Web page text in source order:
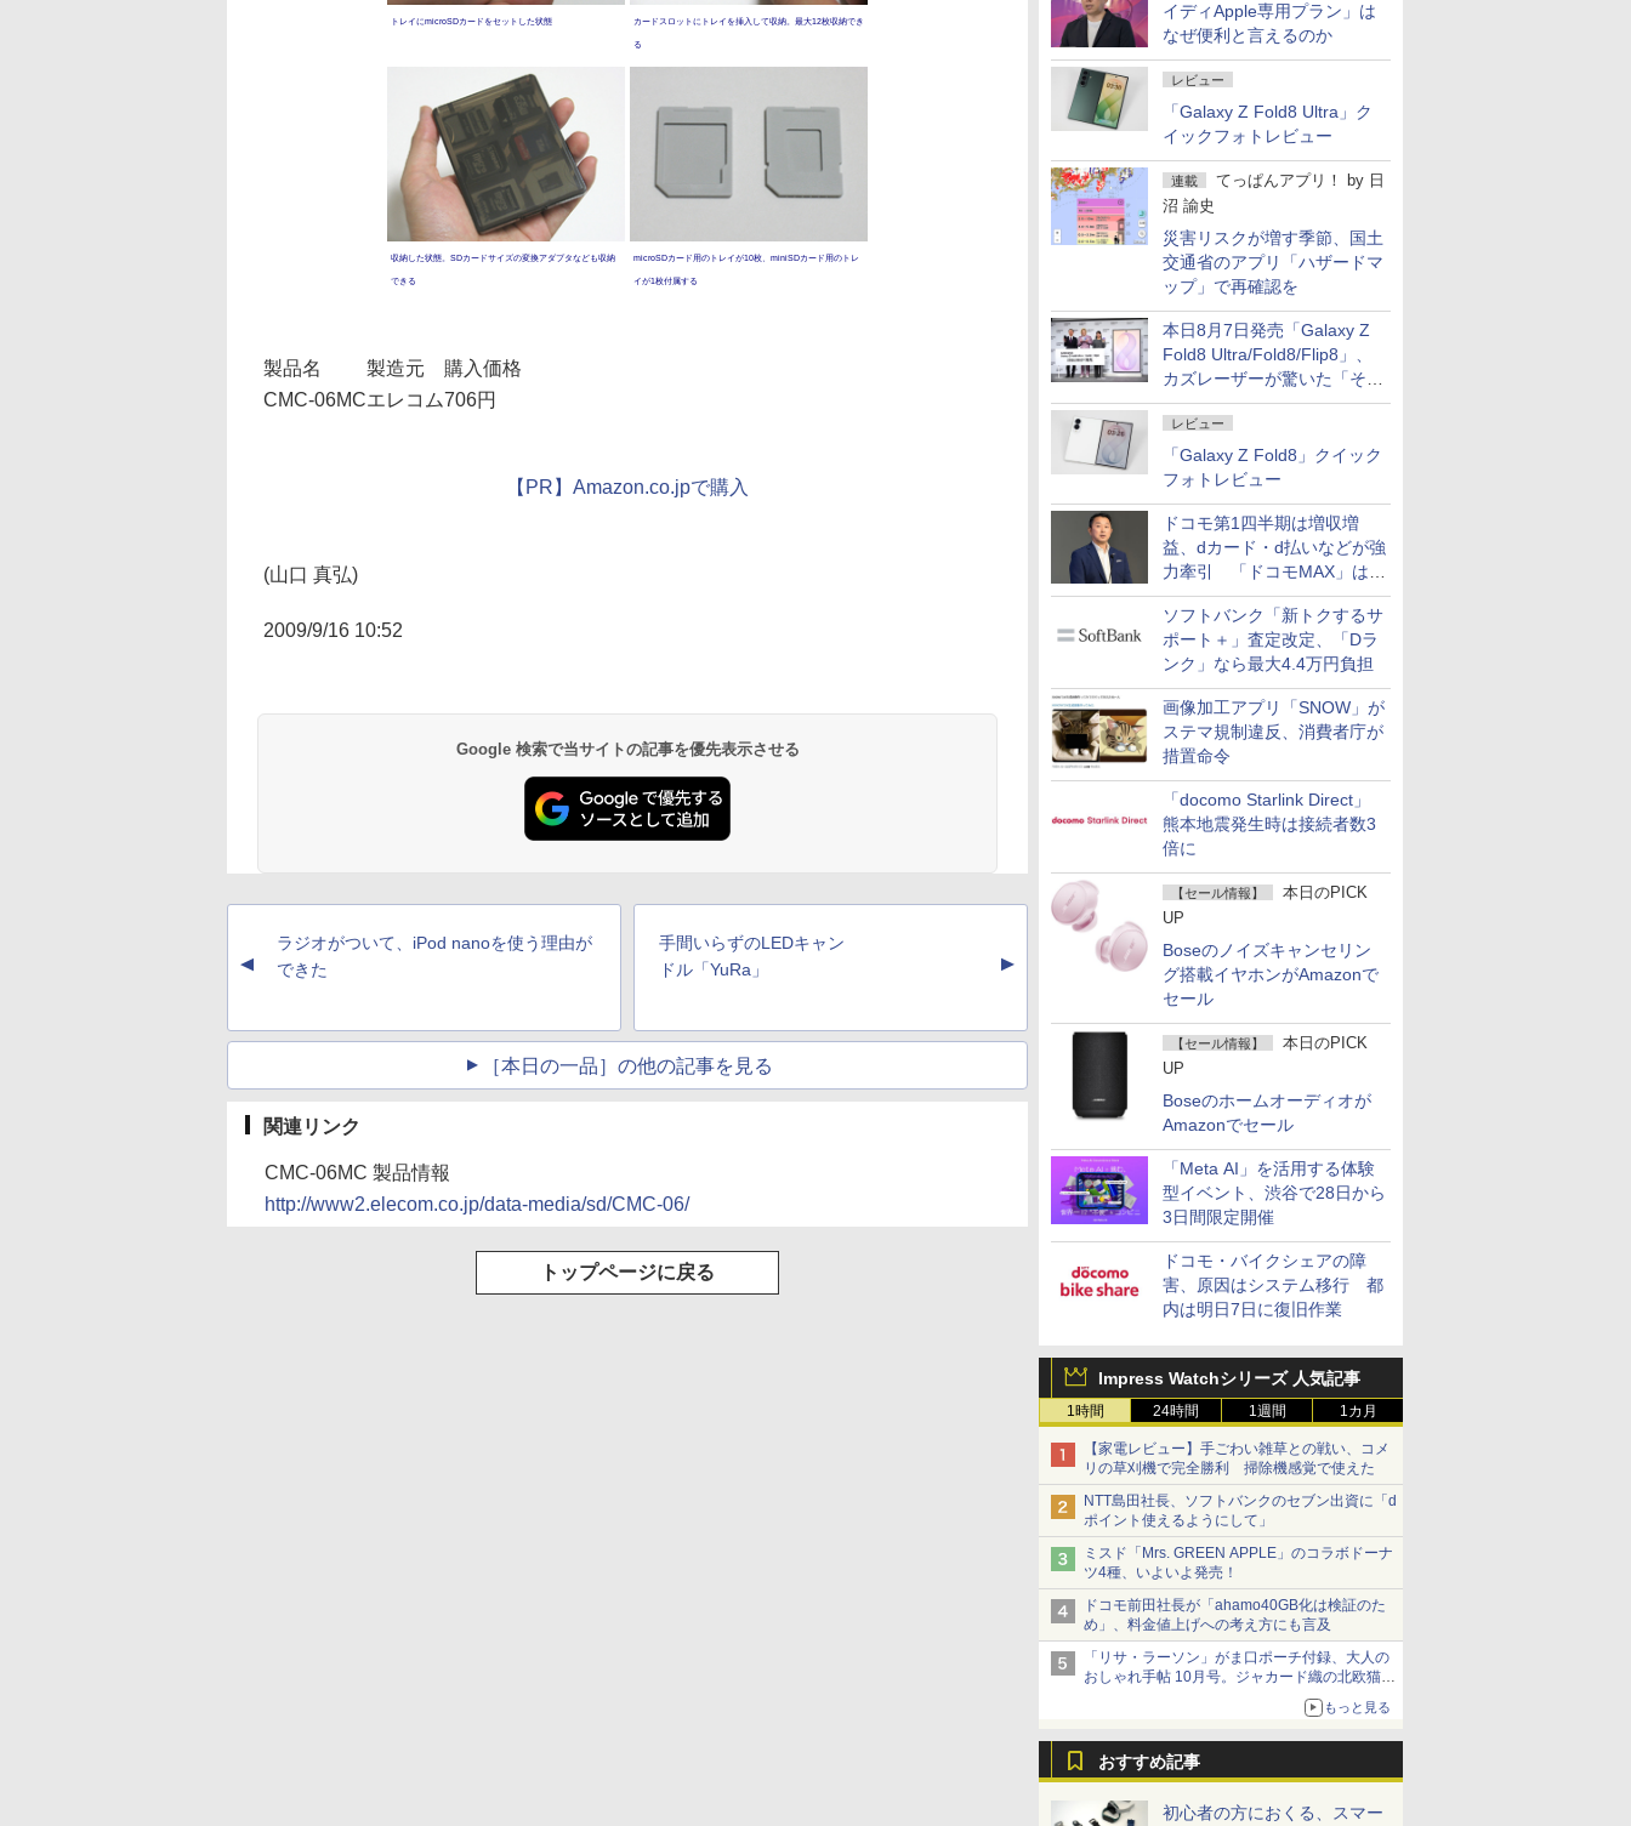
イディApple専用プラン」は
なぜ便利と言えるのか
レビュー
「Galaxy Z Fold8 Ultra」ク
イックフォトレビュー
連載 てっぱんアプリ！ by 日
沼 諭史
災害リスクが増す季節、国土
交通省のアプリ「ハザードマ
ップ」で再確認を
本日8月7日発売「Galaxy Z
Fold8 Ultra/Fold8/Flip8」、
カズレーザーが驚いた「そば
屋のメニュー並みの薄さ」
レビュー
「Galaxy Z Fold8」クイック
フォトレビュー
ドコモ第1四半期は増収増
益、dカード・d払いなどが強
力牽引 「ドコモMAX」は
400万契約突破
ソフトバンク「新トクするサ
ポート＋」査定改定、「Dラ
ンク」なら最大4.4万円負担
画像加工アプリ「SNOW」が
ステマ規制違反、消費者庁が
措置命令
「docomo Starlink Direct」
熊本地震発生時は接続者数3
倍に
【セール情報】
本日のPICK
UP
Boseのノイズキャンセリン
グ搭載イヤホンがAmazonで
セール
【セール情報】
本日のPICK
UP
Boseのホームオーディオが
Amazonでセール
「Meta AI」を活用する体験
型イベント、渋谷で28日から
3日間限定開催
ドコモ・バイクシェアの障
害、原因はシステム移行 都
内は明日7日に復旧作業
Impress Watchシリーズ 人気記事
1時間 24時間 1週間 1カ月
【家電レビュー】手ごわい雑草との戦い、コメ
リの草刈機で完全勝利 掃除機感覚で使えた
NTT島田社長、ソフトバンクのセブン出資に「d
ポイント使えるようにして」
ミスド「Mrs. GREEN APPLE」のコラボドーナ
ツ4種、いよいよ発売！
ドコモ前田社長が「ahamo40GB化は検証のた
め」、料金値上げへの考え方にも言及
「リサ・ラーソン」がま口ポーチ付録、大人の
おしゃれ手帖 10月号。ジャカード織の北欧猫デ
もっと見る
おすすめ記事
初心者の方におくる、スマー
トレイにmicroSDカードをセットした状態 カードスロットにトレイを挿入して収納。最大12枚収納でき
る
収納した状態。SDカードサイズの変換アダプタなども収納
できる
microSDカード用のトレイが10枚、miniSDカード用のトレ
イが1枚付属する
製品名 製造元
購入価格
CMC-06MCエレコム706円
【PR】Amazon.co.jpで購入
(山口 真弘)
2009/9/16 10:52
Google 検索で当サイトの記事を優先表示させる
▲
ラジオがついて、iPod nanoを使う理由が
できた
手間いらずのLEDキャン
ドル「YuRa」
▲
［本日の一品］の他の記事を見る
関連リンク
CMC-06MC 製品情報
http://www2.elecom.co.jp/data-media/sd/CMC-06/
トップページに戻る